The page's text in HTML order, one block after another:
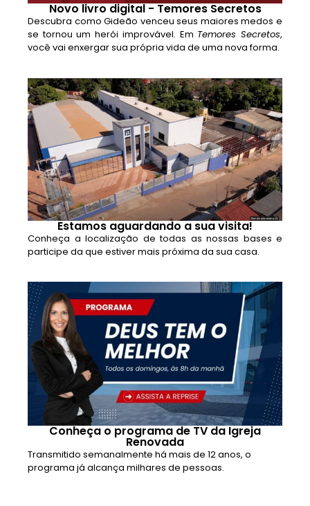
Novo livro digital - Temores Secretos
Descubra como Gideão venceu seus maiores medos e
se tornou um herói improvável. Em Temores Secretos,
você vai enxergar sua própria vida de uma nova forma.
Estamos aguardando a sua visita!
Conheça a localização de todas as nossas bases e
participe da que estiver mais próxima da sua casa.
Conheça o programa de TV da Igreja
Renovada
Transmitido semanalmente há mais de 12 anos, o
programa já alcança milhares de pessoas.